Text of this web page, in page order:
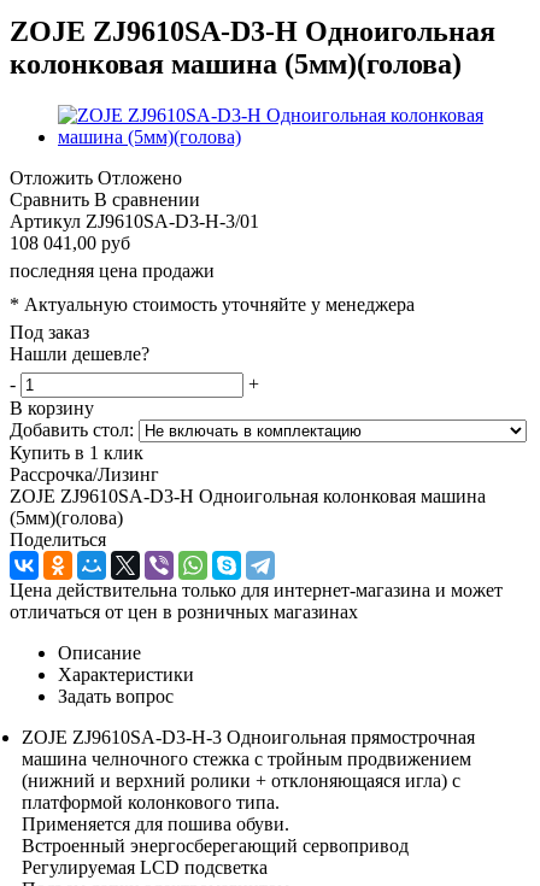
ZOJE ZJ9610SA-D3-H Одноигольная
колонковая машина (5мм)(голова)
Отложить Отложено
Сравнить В сравнении
Артикул ZJ9610SA-D3-H-3/01
108 041,00 руб
последняя цена продажи
* Актуальную стоимость уточняйте у менеджера
Под заказ
Нашли дешевле?
-
+
В корзину
Добавить стол:
Купить в 1 клик
Рассрочка/Лизинг
ZOJE ZJ9610SA-D3-H Одноигольная колонковая машина
(5мм)(голова)
Поделиться
Цена действительна только для интернет-магазина и может
отличаться от цен в розничных магазинах
Описание
Характеристики
Задать вопрос
ZOJE ZJ9610SA-D3-H-3 Одноигольная прямострочная
машина челночного стежка с тройным продвижением
(нижний и верхний ролики + отклоняющаяся игла) с
платформой колонкового типа.
Применяется для пошива обуви.
Встроенный энергосберегающий сервопривод
Регулируемая LCD подсветка